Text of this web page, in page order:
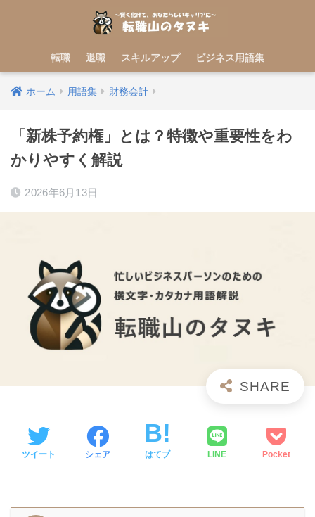
転職 退職 スキルアップ ビジネス用語集
ホーム 用語集 財務会計
「新株予約権」とは？特徴や重要性をわ
かりやすく解説
2026年6月13日
ツイート シェア はてブ LINE Pocket